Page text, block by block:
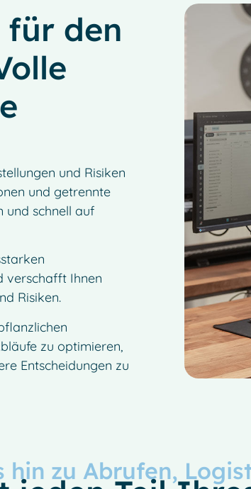
den
und Risiken
und getrennte
und schnell auf
verschafft Ihnen
Risiken.
zu optimieren,
Entscheidungen zu
hin zu Abrufen,